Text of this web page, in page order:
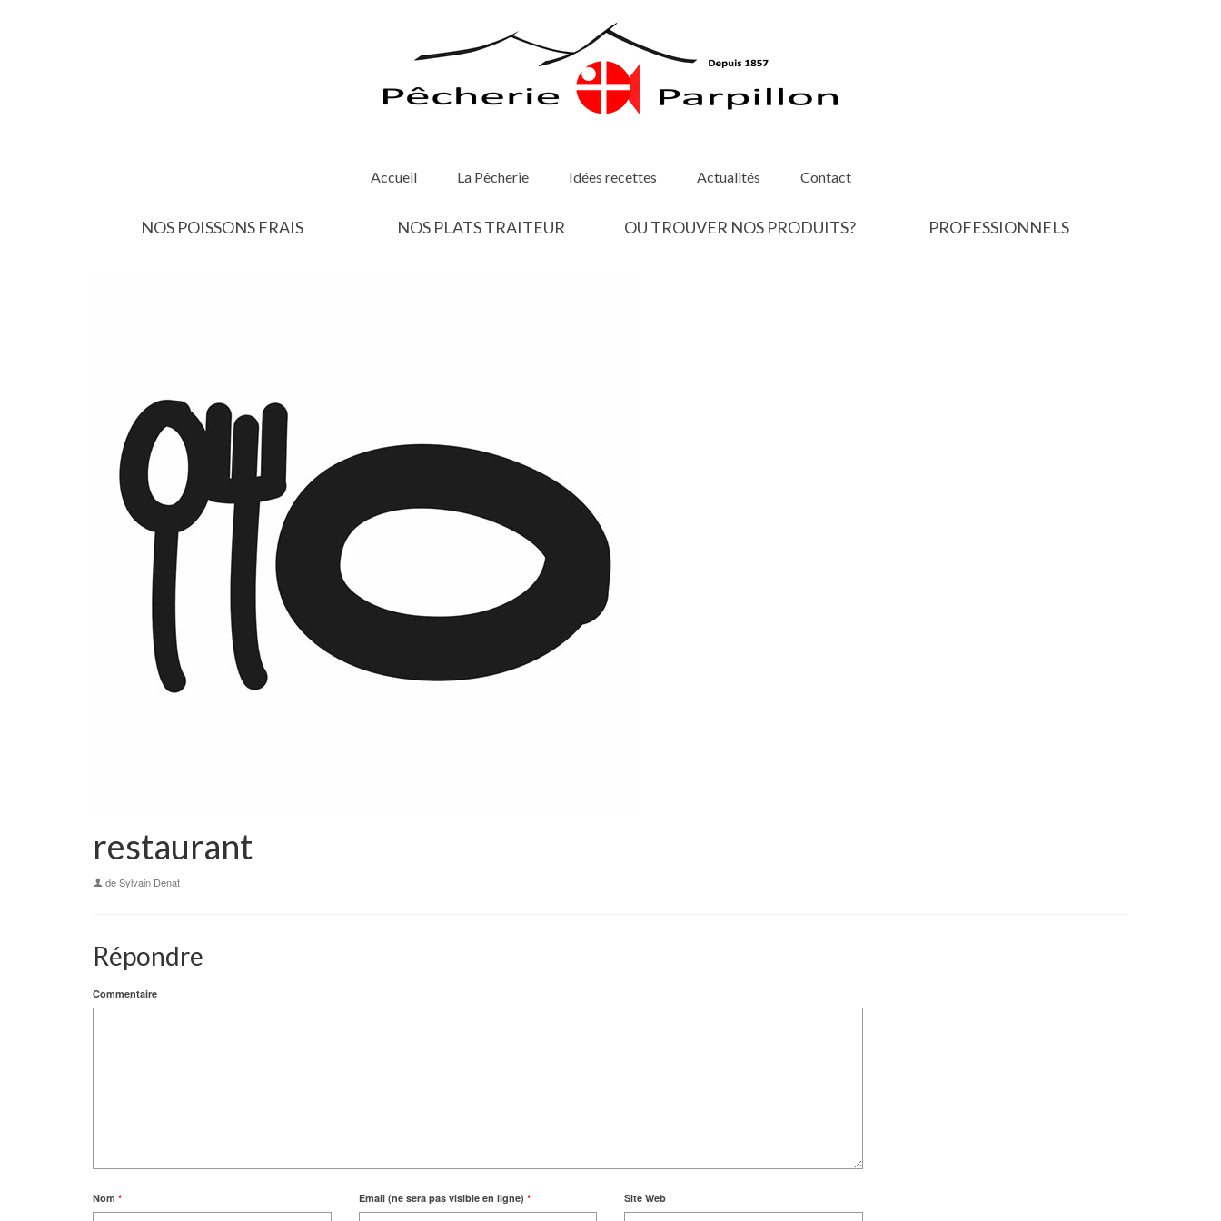
Accueil La Pêcherie Idées recettes Actualités Contact
NOS POISSONS FRAIS NOS PLATS TRAITEUR OU TROUVER NOS PRODUITS? PROFESSIONNELS
restaurant
deSylvain Denat |
Répondre
Commentaire
Nom * Email (ne sera pas visible en ligne) * Site Web